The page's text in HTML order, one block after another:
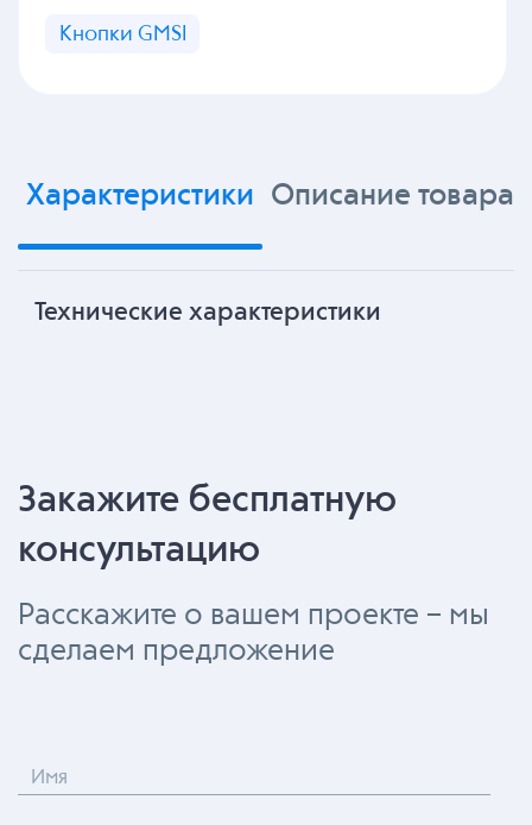
Кнопки GMSI
Характеристики Описание товара
Технические характеристики
Закажите бесплатную
консультацию
Расскажите о вашем проекте – мы
сделаем предложение
Имя